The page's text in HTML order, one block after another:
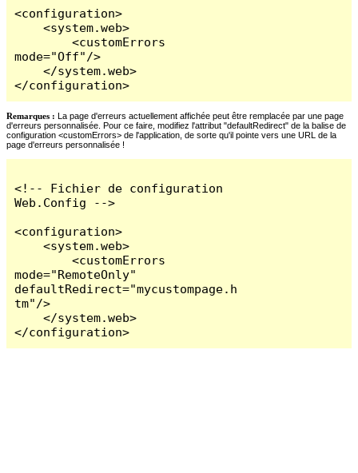
<configuration>
    <system.web>
        <customErrors
mode="Off"/>
    </system.web>
</configuration>
Remarques : La page d'erreurs actuellement affichée peut être remplacée par une page
d'erreurs personnalisée. Pour ce faire, modifiez l'attribut "defaultRedirect" de la balise de
configuration <customErrors> de l'application, de sorte qu'il pointe vers une URL de la
page d'erreurs personnalisée !
<!-- Fichier de configuration
Web.Config -->
<configuration>
    <system.web>
        <customErrors
mode="RemoteOnly"
defaultRedirect="mycustompage.h
tm"/>
    </system.web>
</configuration>